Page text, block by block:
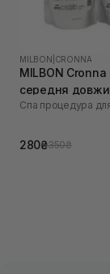
MILBON CRONNA
MILBON
середня
Спа процедура
280₴350₴